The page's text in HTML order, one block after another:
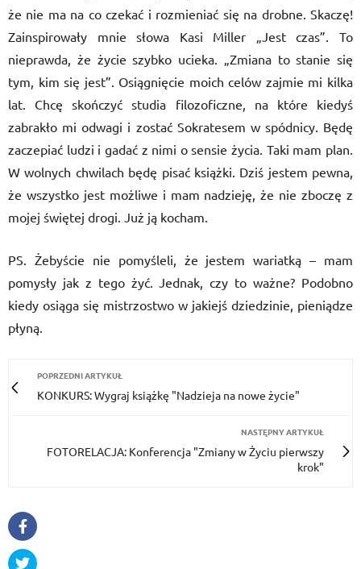
że nie ma na co czekać i rozmieniać się na drobne. Skaczę!
Zainspirowały mnie słowa Kasi Miller „Jest czas”. To
nieprawda, że życie szybko ucieka. „Zmiana to stanie się
tym, kim się jest”. Osiągnięcie moich celów zajmie mi kilka
lat. Chcę skończyć studia filozoficzne, na które kiedyś
zabrakło mi odwagi i zostać Sokratesem w spódnicy. Będę
zaczepiać ludzi i gadać z nimi o sensie życia. Taki mam plan.
W wolnych chwilach będę pisać książki. Dziś jestem pewna,
że wszystko jest możliwe i mam nadzieję, że nie zboczę z
mojej świętej drogi. Już ją kocham.
PS. Żebyście nie pomyśleli, że jestem wariatką – mam
pomysły jak z tego żyć. Jednak, czy to ważne? Podobno
kiedy osiąga się mistrzostwo w jakiejś dziedzinie, pieniądze
płyną.
POPRZEDNI ARTYKUŁ
KONKURS: Wygraj książkę "Nadzieja na nowe życie"
NASTĘPNY ARTYKUŁ
FOTORELACJA: Konferencja "Zmiany w Życiu pierwszy
krok"